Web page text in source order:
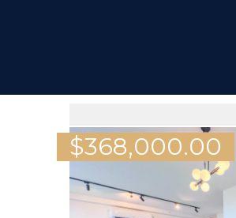
$368,000.00